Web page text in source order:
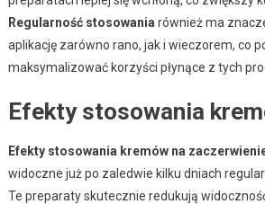
Regularność stosowania również ma
aplikację zarówno rano, jak i wieczorem, co
maksymalizować korzyści płynące z tych
Efekty stosowania
Efekty stosowania kremów na
widoczne już po zaledwie kilku dniach
Te preparaty skutecznie redukują